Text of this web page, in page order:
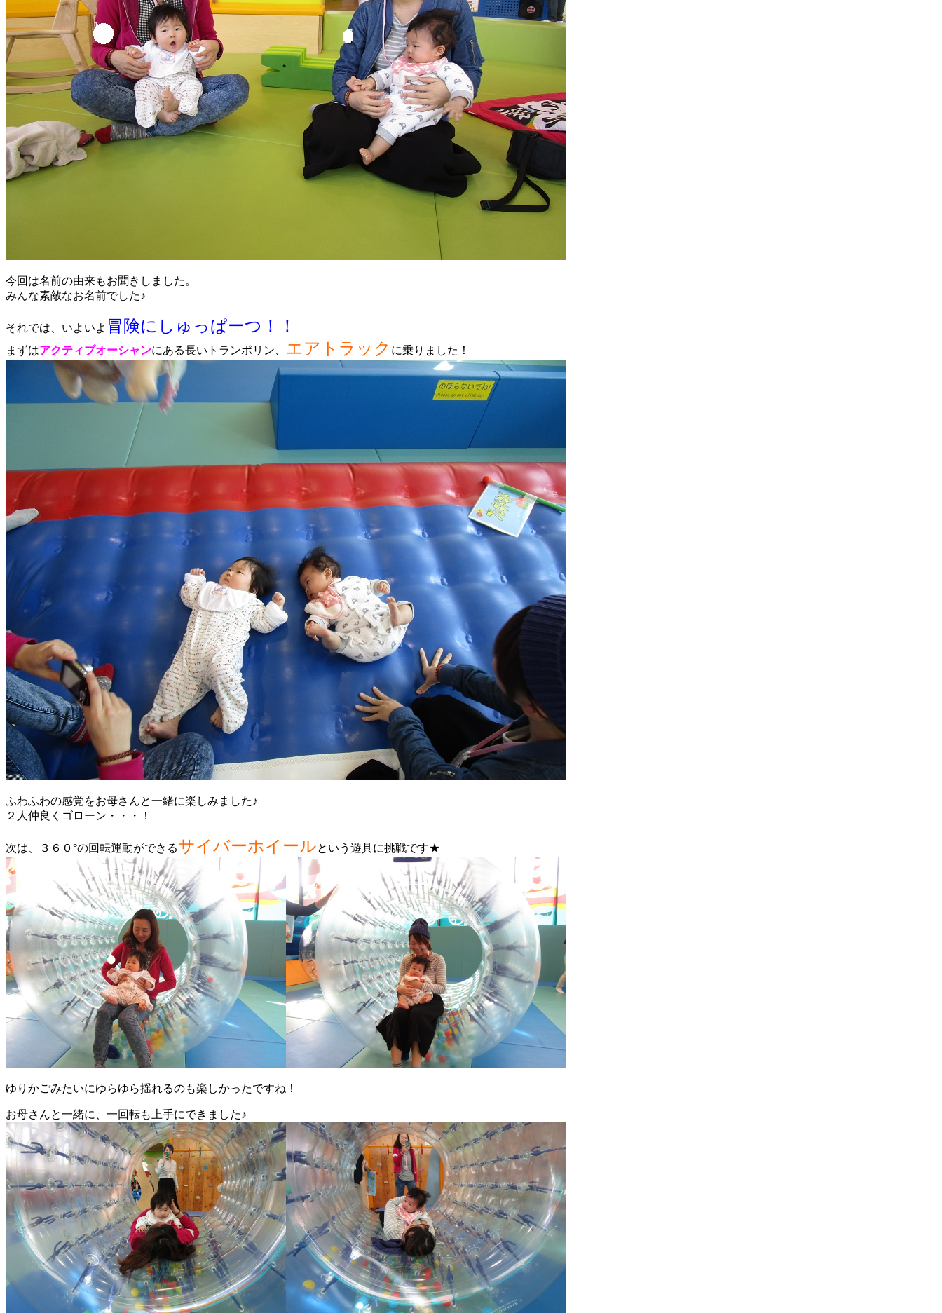
今回は名前の由来もお聞きしました。
みんな素敵なお名前でした♪
それでは、いよいよ 冒険にしゅっぱーつ！！
まずはアクティブオーシャンにある長いトランポリン、 エアトラック に乗りました！
ふわふわの感覚をお母さんと一緒に楽しみました♪
２人仲良くゴローン・・・！
次は、３６０°の回転運動ができるサイバーホイールという遊具に挑戦です★
ゆりかごみたいにゆらゆら揺れるのも楽しかったですね！
お母さんと一緒に、一回転も上手にできました♪